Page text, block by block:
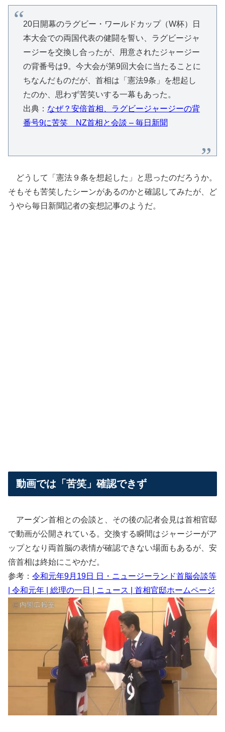
20日開幕のラグビー・ワールドカップ（W杯）日
本大会での両国代表の健闘を誓い、ラグビージャ
ージーを交換し合ったが、用意されたジャージー
の背番号は9。今大会が第9回大会に当たることに
ちなんだものだが、首相は「憲法9条」を想起し
たのか、思わず苦笑いする一幕もあった。
出典： なぜ？安倍首相、ラグビージャージーの背
番号9に苦笑 NZ首相と会談 – 毎日新聞
どうして「憲法９条を想起した」と思ったのだろうか。
そもそも苦笑したシーンがあるのかと確認してみたが、ど
うやら毎日新聞記者の妄想記事のようだ。
動画では「苦笑」確認できず
アーダン首相との会談と、その後の記者会見は首相官邸
で動画が公開されている。交換する瞬間はジャージーがア
ップとなり両首脳の表情が確認できない場面もあるが、安
倍首相は終始にこやかだ。
参考： 令和元年9月19日 日・ニュージーランド首脳会談等
| 令和元年 | 総理の一日 | ニュース | 首相官邸ホームページ